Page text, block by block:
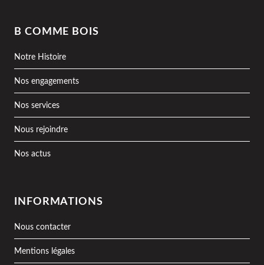
B COMME BOIS
Notre Histoire
Nos engagements
Nos services
Nous rejoindre
Nos actus
INFORMATIONS
Nous contacter
Mentions légales